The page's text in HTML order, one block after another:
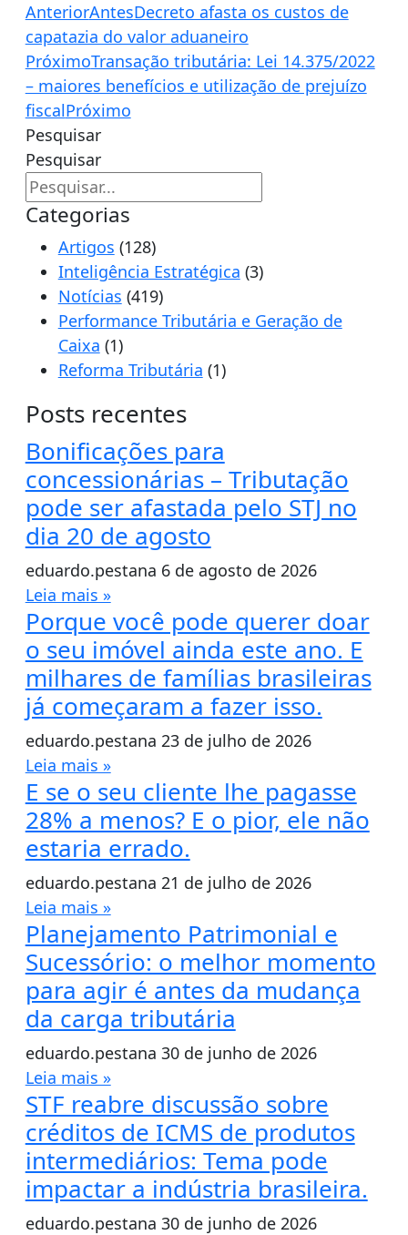
AnteriorAntesDecreto afasta os custos de
capatazia do valor aduaneiro
PróximoTransação tributária: Lei 14.375/2022
– maiores benefícios e utilização de prejuízo
fiscalPróximo
Pesquisar
Pesquisar
Categorias
Artigos (128)
Inteligência Estratégica (3)
Notícias (419)
Performance Tributária e Geração de
Caixa (1)
Reforma Tributária (1)
Posts recentes
Bonificações para
concessionárias – Tributação
pode ser afastada pelo STJ no
dia 20 de agosto
eduardo.pestana 6 de agosto de 2026
Leia mais »
Porque você pode querer doar
o seu imóvel ainda este ano. E
milhares de famílias brasileiras
já começaram a fazer isso.
eduardo.pestana 23 de julho de 2026
Leia mais »
E se o seu cliente lhe pagasse
28% a menos? E o pior, ele não
estaria errado.
eduardo.pestana 21 de julho de 2026
Leia mais »
Planejamento Patrimonial e
Sucessório: o melhor momento
para agir é antes da mudança
da carga tributária
eduardo.pestana 30 de junho de 2026
Leia mais »
STF reabre discussão sobre
créditos de ICMS de produtos
intermediários: Tema pode
impactar a indústria brasileira.
eduardo.pestana 30 de junho de 2026